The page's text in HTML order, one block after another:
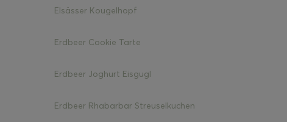
Elsässer Kougelhopf
Erdbeer Cookie Tarte
Erdbeer Joghurt Eisgugl
Erdbeer Rhabarbar Streuselkuchen